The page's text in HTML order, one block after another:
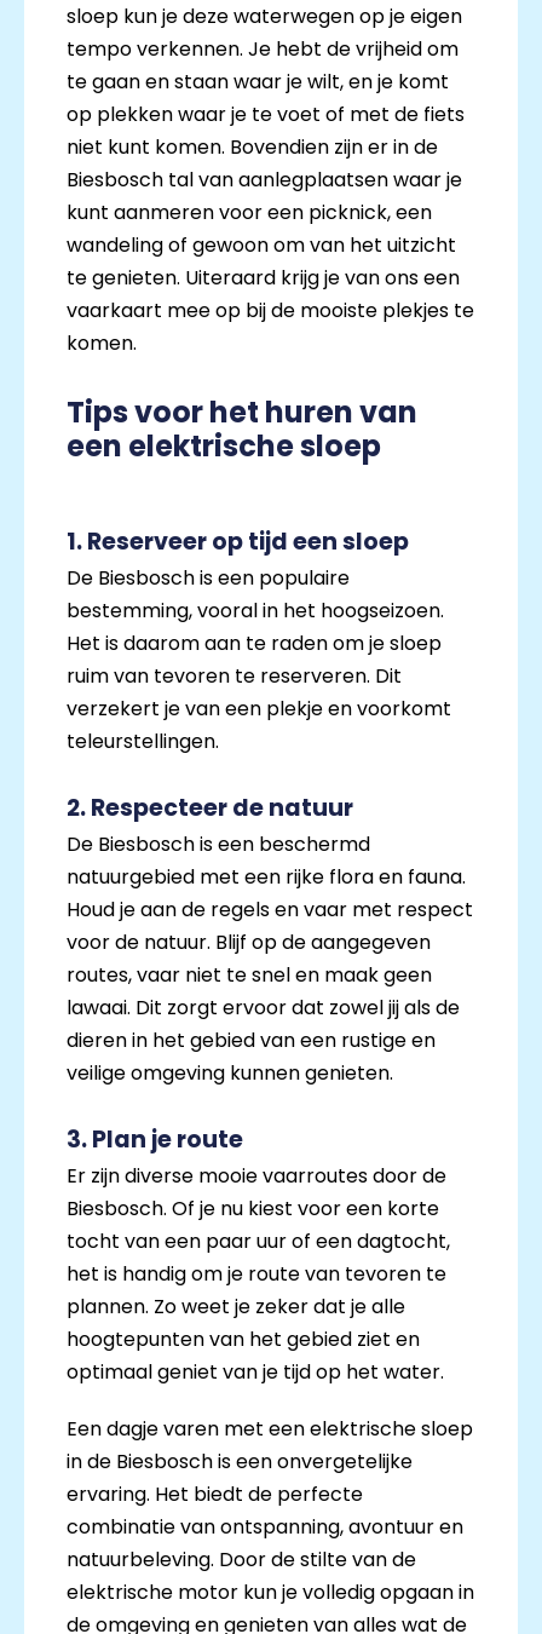
sloep kun je deze waterwegen op je eigen
tempo verkennen. Je hebt de vrijheid om
te gaan en staan waar je wilt, en je komt
op plekken waar je te voet of met de fiets
niet kunt komen. Bovendien zijn er in de
Biesbosch tal van aanlegplaatsen waar je
kunt aanmeren voor een picknick, een
wandeling of gewoon om van het uitzicht
te genieten. Uiteraard krijg je van ons een
vaarkaart mee op bij de mooiste plekjes te
komen.
Tips voor het huren van
een elektrische sloep
1. Reserveer op tijd een sloep
De Biesbosch is een populaire
bestemming, vooral in het hoogseizoen.
Het is daarom aan te raden om je sloep
ruim van tevoren te reserveren. Dit
verzekert je van een plekje en voorkomt
teleurstellingen.
2. Respecteer de natuur
De Biesbosch is een beschermd
natuurgebied met een rijke flora en fauna.
Houd je aan de regels en vaar met respect
voor de natuur. Blijf op de aangegeven
routes, vaar niet te snel en maak geen
lawaai. Dit zorgt ervoor dat zowel jij als de
dieren in het gebied van een rustige en
veilige omgeving kunnen genieten.
3. Plan je route
Er zijn diverse mooie vaarroutes door de
Biesbosch. Of je nu kiest voor een korte
tocht van een paar uur of een dagtocht,
het is handig om je route van tevoren te
plannen. Zo weet je zeker dat je alle
hoogtepunten van het gebied ziet en
optimaal geniet van je tijd op het water.
Een dagje varen met een elektrische sloep
in de Biesbosch is een onvergetelijke
ervaring. Het biedt de perfecte
combinatie van ontspanning, avontuur en
natuurbeleving. Door de stilte van de
elektrische motor kun je volledig opgaan in
de omgeving en genieten van alles wat de